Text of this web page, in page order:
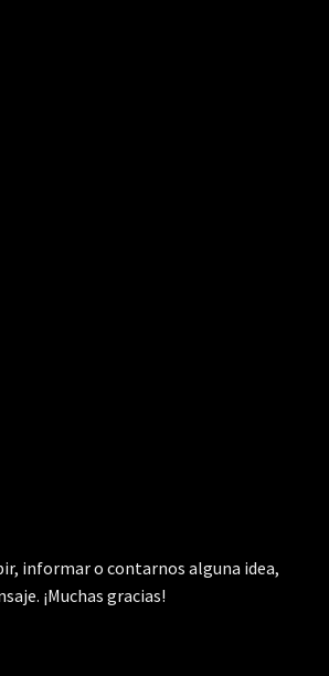
informar o contarnos alguna idea,
¡Muchas gracias!